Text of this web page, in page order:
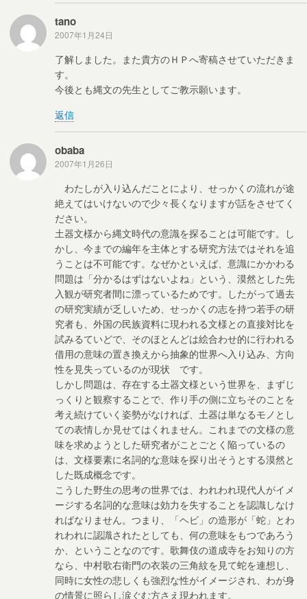
tano
2007年1月24日
了解しました。また貴方のＨＰへ寄稿させていただきま
す。
今後とも縄文の先生としてご教示願います。
返信
obaba
2007年1月26日
わたしが入り込んだことにより、せっかくの流れが途
絶えてはいけないので少々長くなりますが話をさせてく
ださい。
土器文様から縄文時代の意識を探ることは可能です。し
かし、今までの編年を主体とする研究方法ではそれを追
うことは不可能です。なぜかといえば、意識にかかわる
問題は「分かるはずはないよね」という、漠然とした先
入観が研究者間に漂っているためです。したがって過去
の研究実績が乏しいため、せっかくの志を持つ若手の研
究者も、外国の民族資料に現われる文様との直接対比を
試みるていどで、そのほとんどは絵合わせ的に行われる
借用の意味の置き換えから抽象的世界へ入り込み、方向
性を見失っているのが現状 です。
しかし問題は、存在する土器文様という世界を、まずじ
っくりと観察することで、作り手の側に立ちそのことを
考え続けていく姿勢がなければ、土器は単なるモノとし
ての表情しか見せてはくれません。これまでの文様の意
味を求めようとした研究者がことごとく陥っているの
は、文様要素に名詞的な意味を探り出そうとする漠然と
した既成概念です。
こうした野生の思考の世界では、われわれ現代人がイメ
ージする名詞的な意味は効力を失することを認識しなけ
ればなりません。つまり、「ヘビ」の造形が「蛇」とわ
れわれに認識されたとしても、何の意味をもつであろう
か、ということなのです。歌舞伎の道成寺をお知りの方
なら、中村歌右衛門の衣装の三角紋を見て蛇を連想し、
同時に女性の悲しくも強烈な性がイメージされ、わが身
の情景に照らし涙ぐむ方さえ現われます。